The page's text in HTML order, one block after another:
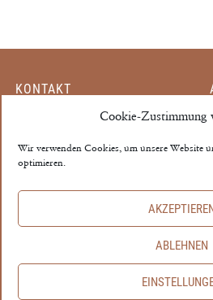
Cookie-Zustimmung
Wir verwenden Cookies, um unsere Website
optimieren.
ABLEHNEN
KONTAKT
PARTNER
MEDIADATEN
IMPRESSUM